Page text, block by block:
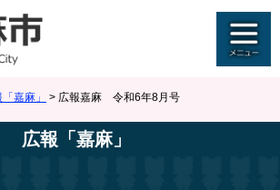
嘉麻」 > 広報嘉麻 令和6年8月号
広報「嘉麻」